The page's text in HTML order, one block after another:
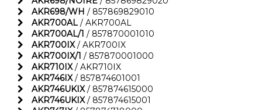
AKR698/WH / 857869829010
AKR700AL / AKR700AL
AKR700AL/1 / 857870001010
AKR700IX/ AKR700IX
AKR700IX/1 / 857870001000
AKR710IX/ AKR710IX
AKR746IX/ 857874601001
AKR746UKIX/ 857874615000
AKR746UKIX/ 857874615001